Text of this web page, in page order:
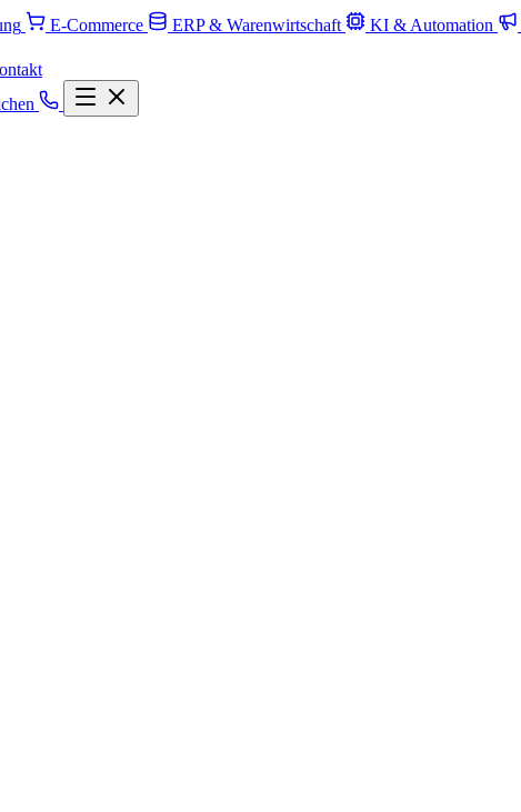
E-Commerce ERP & Warenwirtschaft KI & Automation